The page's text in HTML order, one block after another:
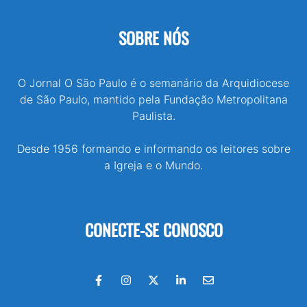
SOBRE NÓS
O Jornal O São Paulo é o semanário da Arquidiocese
de São Paulo, mantido pela Fundação Metropolitana
Paulista.
Desde 1956 formando e informando os leitores sobre
a Igreja e o Mundo.
CONECTE-SE CONOSCO